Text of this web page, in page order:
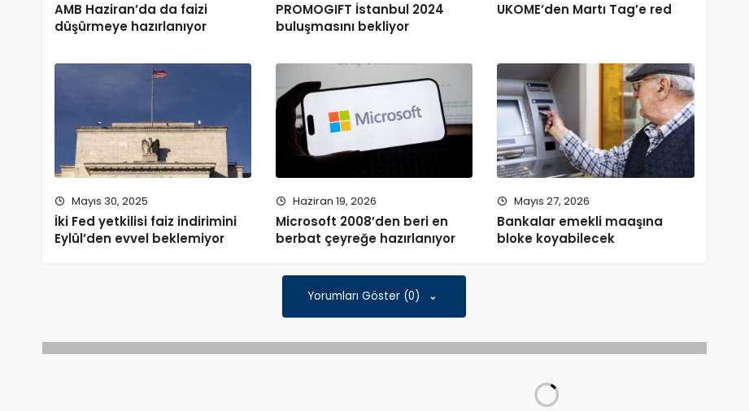
AMB Haziran’da da faizi
düşürmeye hazırlanıyor
PROMOGIFT İstanbul 2024
buluşmasını bekliyor
UKOME’den Martı Tag’e red
Mayıs 30, 2025
İki Fed yetkilisi faiz indirimini
Eylül’den evvel beklemiyor
Haziran 19, 2026
Microsoft 2008’den beri en
berbat çeyreğe hazırlanıyor
Mayıs 27, 2026
Bankalar emekli maaşına
bloke koyabilecek
Yorumları Göster (0)